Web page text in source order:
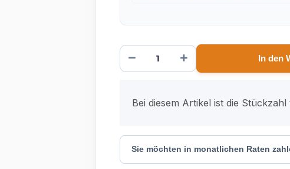
In den
Bei diesem Artikel ist die
Sie möchten in monatlichen Raten